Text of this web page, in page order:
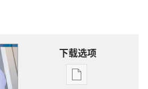
下载选项
出